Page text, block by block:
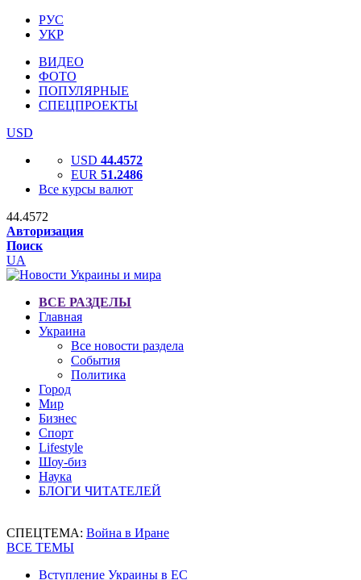
РУС
УКР
ВИДЕО
ФОТО
ПОПУЛЯРНЫЕ
СПЕЦПРОЕКТЫ
USD
USD 44.4572
EUR 51.2486
Все курсы валют
44.4572
Авторизация
Поиск
UA
ВСЕ РАЗДЕЛЫ
Главная
Украина
Все новости раздела
События
Политика
Город
Мир
Бизнес
Спорт
Lifestyle
Шоу-биз
Наука
БЛОГИ ЧИТАТЕЛЕЙ
СПЕЦТЕМА: Война в Иране
ВСЕ ТЕМЫ
Вступление Украины в ЕС